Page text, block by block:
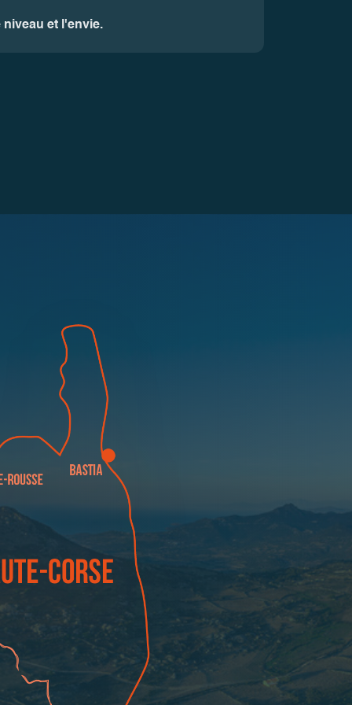
et l'envie.